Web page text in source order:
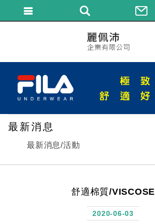
最新消息
最新消息/活動
舒適棉質/VISCOSE
2020-06-03